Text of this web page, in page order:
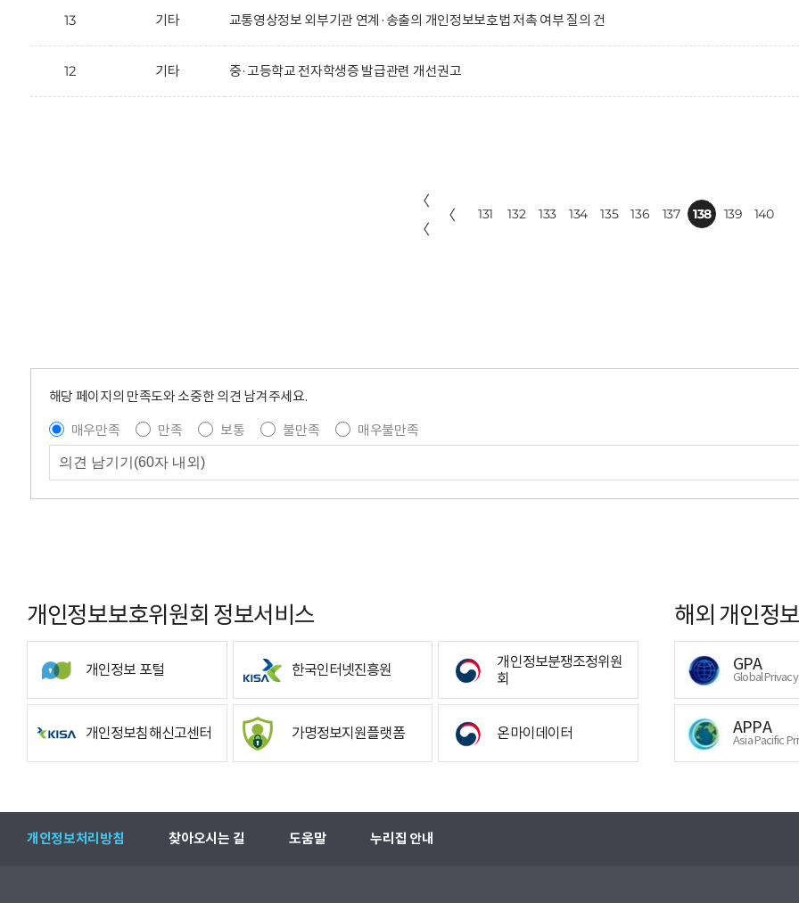
13 기타 교통영상정보 외부기관 연계·송출의 개인정보보호법 저촉 여부 질의 건
12 기타 중·고등학교 전자학생증 발급관련 개선권고
〈
〈
〈 131 132 133 134 135 136 137 138 139 140
해당 페이지의 만족도와 소중한 의견 남겨주세요.
매우만족
만족 보통 불만족 매우불만족
개인정보보호위원회 정보서비스
개인정보 포털 한국인터넷진흥원
개인정보분쟁조정위원
회
개인정보침해신고센터 가명정보지원플랫폼 온마이데이터
해외 개인정
GPA
Global
APPA
Asia Pacific
개인정보처리방침 찾아오시는 길 도움말 누리집 안내